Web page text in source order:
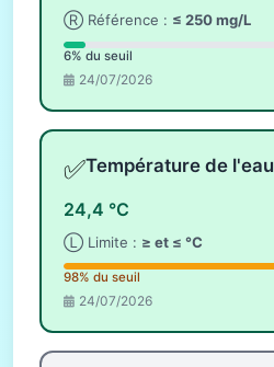
Ⓡ Référence : ≤ 250 mg/L
6% du seuil
24/07/2026
✅Température de l'eau
24,4 °C
Ⓛ Limite : ≥ et ≤ °C
98% du seuil
24/07/2026